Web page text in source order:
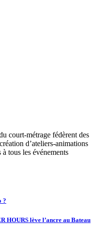
court-métrage fédèrent des
d’ateliers-animations
tous les événements
?
HOURS lève l’ancre au Bateau